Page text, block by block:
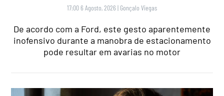
17:00 6 Agosto, 2026 | Gonçalo Viegas
De acordo com a Ford, este gesto aparentemente
inofensivo durante a manobra de estacionamento
pode resultar em avarias no motor